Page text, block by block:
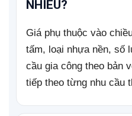
NHIÊU?
Giá phụ thuộc vào
tấm, loại nhựa nền, số
cầu gia công theo bản
tiếp theo từng nhu cầu